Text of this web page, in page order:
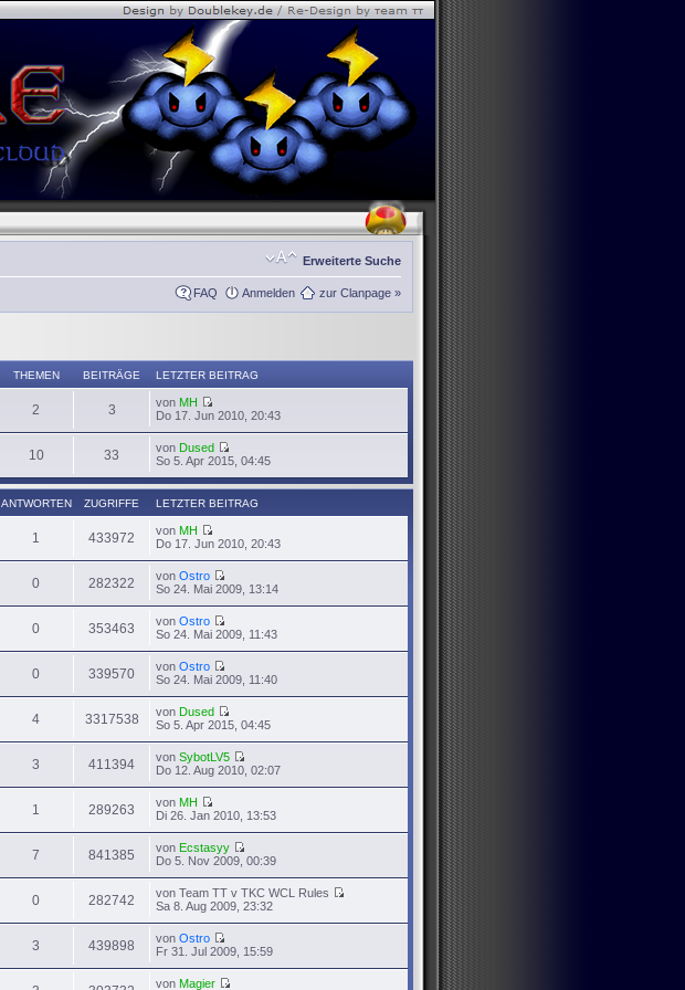
Erweiterte Suche
FAQ Anmelden zur Clanpage »
THEMEN BEITRÄGE LETZTER BEITRAG
2 3 von MH
Do 17. Jun 2010, 20:43
10 33 von Dused
So 5. Apr 2015, 04:45
ANTWORTEN ZUGRIFFE LETZTER BEITRAG
1 433972 von MH
Do 17. Jun 2010, 20:43
0 282322 von Ostro
So 24. Mai 2009, 13:14
0 353463 von Ostro
So 24. Mai 2009, 11:43
0 339570 von Ostro
So 24. Mai 2009, 11:40
4 3317538 von Dused
So 5. Apr 2015, 04:45
3 411394 von SybotLV5
Do 12. Aug 2010, 02:07
1 289263 von MH
Di 26. Jan 2010, 13:53
7 841385 von Ecstasyy
Do 5. Nov 2009, 00:39
0 282742
von Team TT v TKC WCL Rules
Sa 8. Aug 2009, 23:32
3 439898 von Ostro
Fr 31. Jul 2009, 15:59
von Magier